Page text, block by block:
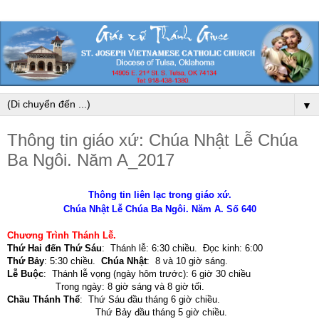
▼
Thông tin giáo xứ: Chúa Nhật Lễ Chúa
Ba Ngôi. Năm A_2017
Thông tin liên lạc trong giáo xứ.
Chúa Nhật Lễ Chúa Ba Ngôi. Năm A. Số 640
Chương Trình Thánh Lễ.
Thứ Hai đến Thứ Sáu: Thánh lễ: 6:30 chiều. Đọc kinh: 6:00
Thứ Bảy: 5:30 chiều. Chúa Nhật: 8 và 10 giờ sáng.
Lễ Buộc: Thánh lễ vọng (ngày hôm trước): 6 giờ 30 chiều
Trong ngày: 8 giờ sáng và 8 giờ tối.
Chầu Thánh Thể: Thứ Sáu đầu tháng 6 giờ chiều.
Thứ Bảy đầu tháng 5 giờ chiều.